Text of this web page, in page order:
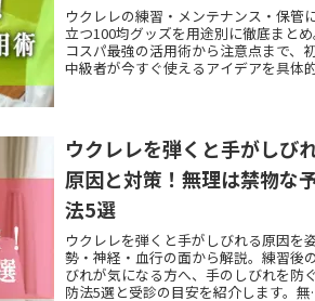
ウクレレの練習・メンテナンス・保管
立つ100均グッズを用途別に徹底まとめ
コスパ最強の活用術から注意点まで、
中級者が今すぐ使えるアイデアを具体
ウクレレを弾くと手がしび
原因と対策！無理は禁物な
法5選
ウクレレを弾くと手がしびれる原因を
勢・神経・血行の面から解説。練習後
びれが気になる方へ、手のしびれを防
防法5選と受診の目安を紹介します。無